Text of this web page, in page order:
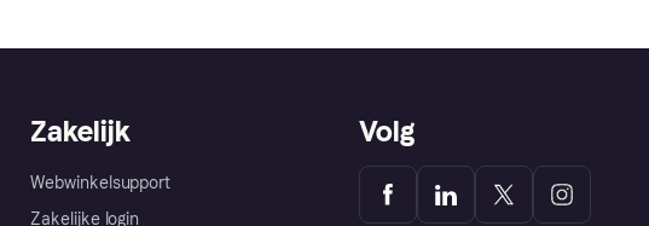
Zakelijk
Webwinkelsupport
Zakelijke login
Volg